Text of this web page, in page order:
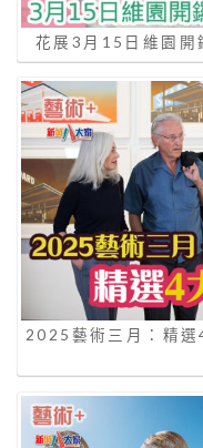
花展3月15日維園開
2025藝術三月：精選